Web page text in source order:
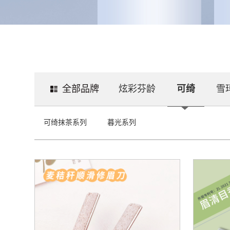
全部品牌 炫彩芬龄 可绮 雪
可绮抹茶系列 暮光系列